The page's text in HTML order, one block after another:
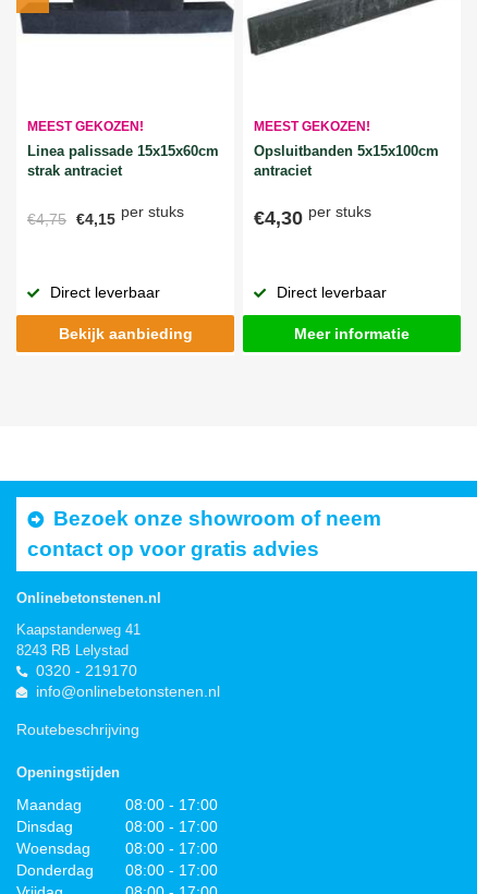
MEEST GEKOZEN!
Linea palissade 15x15x60cm
strak antraciet
€4,75 €4,15 per stuks
Direct leverbaar
Bekijk aanbieding
MEEST GEKOZEN!
Opsluitbanden 5x15x100cm
antraciet
€4,30 per stuks
Direct leverbaar
Meer informatie
Bezoek onze showroom of neem
contact op voor gratis advies
Onlinebetonstenen.nl
Kaapstanderweg 41
8243 RB Lelystad
0320 - 219170
info@onlinebetonstenen.nl
Routebeschrijving
Openingstijden
Maandag
08:00 - 17:00
Dinsdag
08:00 - 17:00
Woensdag
08:00 - 17:00
Donderdag
08:00 - 17:00